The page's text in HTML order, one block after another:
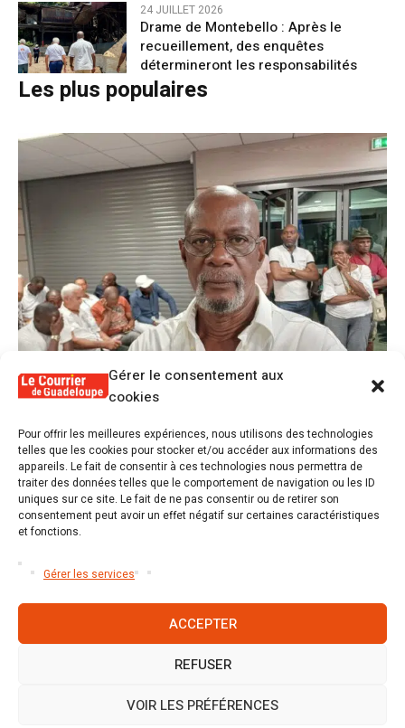
Gérer le consentement aux
cookies
Pour offrir les meilleures expériences, nous utilisons des technologies
telles que les cookies pour stocker et/ou accéder aux informations des
appareils. Le fait de consentir à ces technologies nous permettra de
traiter des données telles que le comportement de navigation ou les ID
uniques sur ce site. Le fait de ne pas consentir ou de retirer son
consentement peut avoir un effet négatif sur certaines caractéristiques
et fonctions.
Gérer les services
ACCEPTER
REFUSER
VOIR LES PRÉFÉRENCES
24 JUILLET 2026
Drame de Montebello : Après le
recueillement, des enquêtes
détermineront les responsabilités
Les plus populaires
1 Alex Lollia : « Cédric Cornet développait
une forme de populisme qui aurait pu se
transformer en macoutisme »
2
Nous contacter
Politique de cookies (UE)